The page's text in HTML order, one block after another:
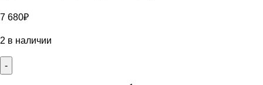
7 680₽
2 в наличии